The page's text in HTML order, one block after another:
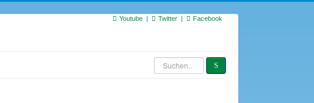
Youtube Twitter Facebook
Suchen
…
S